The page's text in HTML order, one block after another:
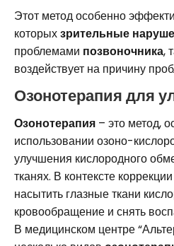
Этот метод особенно
которыхзрительные
проблемами позвоночника,
воздействует на причину
Озонотерапия для
Озонотерапия – это метод,
использовании озоно-
улучшения кислородного
тканях. В контексте коррекции
насытить глазные ткани
кровообращение и снять
В медицинском центре